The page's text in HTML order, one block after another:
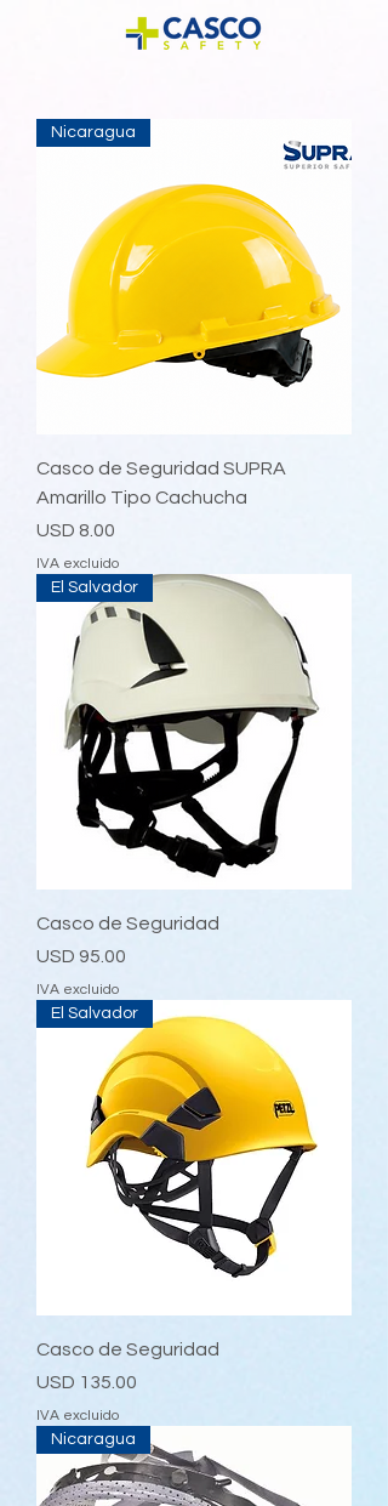
Nicaragua
Casco de Seguridad SUPRA
Amarillo Tipo Cachucha
Precio
USD 8.00
IVA excluido
El Salvador
Casco de Seguridad
Precio
USD 95.00
IVA excluido
El Salvador
Casco de Seguridad
Precio
USD 135.00
IVA excluido
Nicaragua